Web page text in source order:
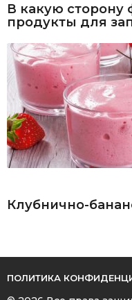
В какую сторону
продукты для
Клубнично-
ПОЛИТИКА